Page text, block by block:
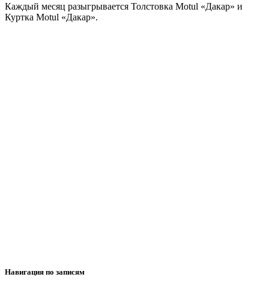
Каждый месяц разыгрывается Толстовка Motul «Дакар» и
Куртка Motul «Дакар».
Навигация по записям